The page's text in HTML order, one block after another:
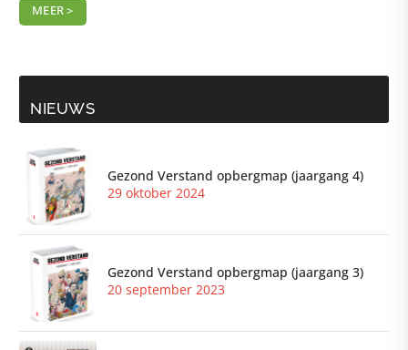
MEER >
NIEUWS
Gezond Verstand opbergmap (jaargang 4)
29 oktober 2024
Gezond Verstand opbergmap (jaargang 3)
20 september 2023